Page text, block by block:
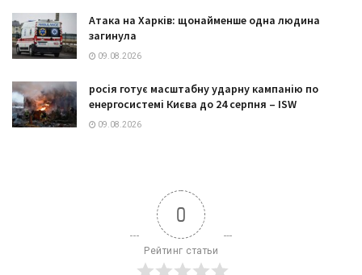
Атака на Харків: щонайменше одна людина
загинула
09.08.2026
росія готує масштабну ударну кампанію по
енергосистемі Києва до 24 серпня – ISW
09.08.2026
0
Рейтинг статьи